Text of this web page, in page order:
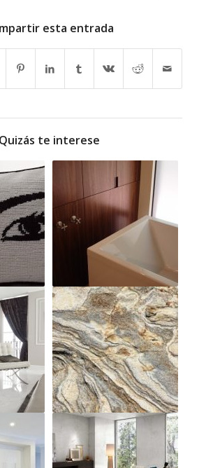
esta entrada
Quizás te interese